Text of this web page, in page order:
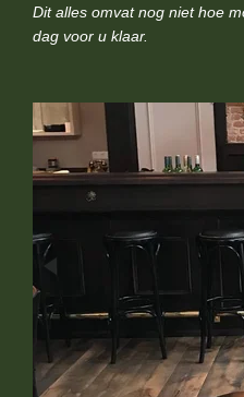
Dit alles omvat nog niet hoe
dag voor u klaar.